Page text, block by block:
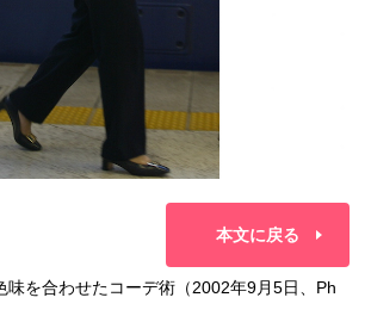
本文に戻る
味を合わせたコーデ術（2002年9月5日、Ph